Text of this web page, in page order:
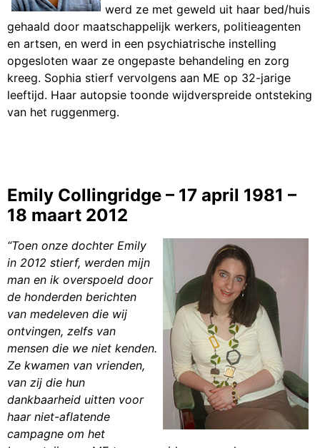
werd ze met geweld uit haar bed/huis
gehaald door maatschappelijk werkers, politieagenten
en artsen, en werd in een psychiatrische instelling
opgesloten waar ze ongepaste behandeling en zorg
kreeg. Sophia stierf vervolgens aan ME op 32-jarige
leeftijd. Haar autopsie toonde wijdverspreide ontsteking
van het ruggenmerg.
Emily Collingridge – 17 april 1981 –
18 maart 2012
“Toen onze dochter Emily
in 2012 stierf, werden mijn
man en ik overspoeld door
de honderden berichten
van medeleven die wij
ontvingen, zelfs van
mensen die we niet kenden.
Ze kwamen van vrienden,
van zij die hun
dankbaarheid uitten voor
haar niet-aflatende
campagne om het